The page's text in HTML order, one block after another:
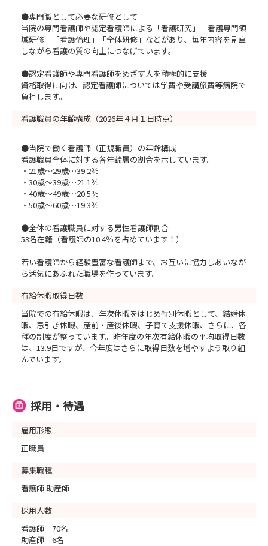
●専門職として必要な研修として
当院の専門看護師や認定看護師による「看護研究」「看護専門領
域研修」「看護倫理」「全体研修」などがあり、毎年内容を見直
しながら看護の質の向上につなげています。
●認定看護師や専門看護師をめざす人を積極的に支援
資格取得に向け、認定看護師については学費や受講旅費等病院で
負担します。
看護職員の年齢構成（2026年４月１日時点）
●当院で働く看護師（正規職員）の年齢構成
看護職員全体に対する各年齢層の割合を示しています。
・21歳～29歳…39.2％
・30歳～39歳…21.1％
・40歳～49歳…20.5％
・50歳～60歳…19.3％
●全体の看護職員に対する男性看護師割合
53名在籍（看護師の10.4％を占めています！）
若い看護師から経験豊富な看護師まで、お互いに協力しあいなが
ら活気にあふれた職場を作っています。
有給休暇取得日数
当院での有給休暇は、年次休暇をはじめ特別休暇として、結婚休
暇、忌引き休暇、産前・産後休暇、子育て支援休暇、さらに、各
種の制度が整っています。昨年度の年次有給休暇の平均取得日数
は、13.9日ですが、今年度はさらに取得日数を増やすよう取り組
んでいます。
採用・待遇
雇用形態
正職員
募集職種
看護師 助産師
採用人数
看護師 70名
助産師 6名